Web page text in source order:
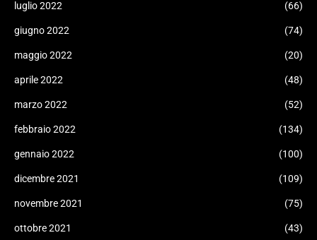
luglio 2022 (66)
giugno 2022 (74)
maggio 2022 (20)
aprile 2022 (48)
marzo 2022 (52)
febbraio 2022 (134)
gennaio 2022 (100)
dicembre 2021 (109)
novembre 2021 (75)
ottobre 2021 (43)